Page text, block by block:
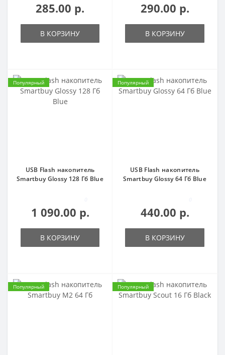
285.00 р.
В КОРЗИНУ
290.00 р.
В КОРЗИНУ
Популярный
USB Flash накопитель
Smartbuy Glossy 128 Гб Blue
1 090.00 р.
В КОРЗИНУ
Популярный
USB Flash накопитель
Smartbuy Glossy 64 Гб Blue
440.00 р.
В КОРЗИНУ
Популярный Популярный